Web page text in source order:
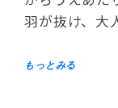
羽が抜け、大